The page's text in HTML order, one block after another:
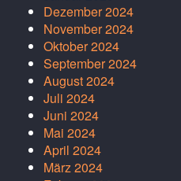
Dezember 2024
November 2024
Oktober 2024
September 2024
August 2024
Juli 2024
Juni 2024
Mai 2024
April 2024
März 2024